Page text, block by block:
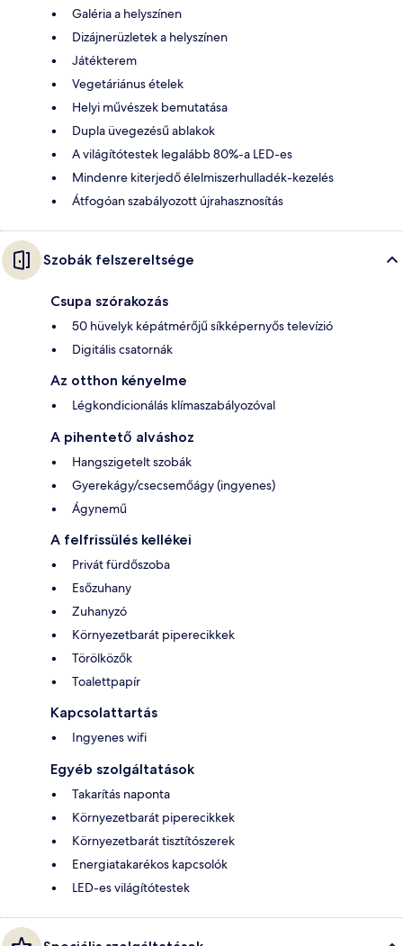
Galéria a helyszínen
Dizájnerüzletek a helyszínen
Játékterem
Vegetáriánus ételek
Helyi művészek bemutatása
Dupla üvegezésű ablakok
A világítótestek legalább 80%-a LED-es
Mindenre kiterjedő élelmiszerhulladék-kezelés
Átfogóan szabályozott újrahasznosítás
Szobák felszereltsége
Csupa szórakozás
50 hüvelyk képátmérőjű síkképernyős televízió
Digitális csatornák
Az otthon kényelme
Légkondicionálás klímaszabályozóval
A pihentető alváshoz
Hangszigetelt szobák
Gyerekágy/csecsemőágy (ingyenes)
Ágynemű
A felfrissülés kellékei
Privát fürdőszoba
Esőzuhany
Zuhanyzó
Környezetbarát piperecikkek
Törölközők
Toalettpapír
Kapcsolattartás
Ingyenes wifi
Egyéb szolgáltatások
Takarítás naponta
Környezetbarát piperecikkek
Környezetbarát tisztítószerek
Energiatakarékos kapcsolók
LED-es világítótestek